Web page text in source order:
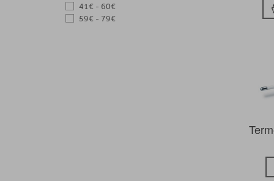
41€ - 60€
59€ - 79€